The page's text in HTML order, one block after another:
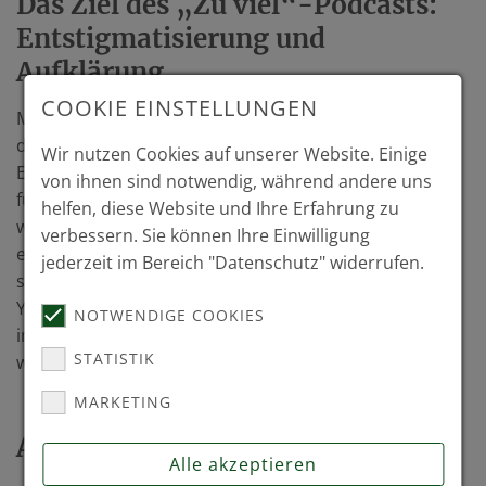
Entstigmatisierung und
Aufklärung
Mit dem Podcast möchte VALEARA auch auf akustisch-
digitaler Ebene dazu beitragen, psychische
Erkrankungen aus der Tabuzone zu holen. „Manchmal
fühlen sich innere Erlebnisse schon leichter an, wenn
wir sie beschreiben – ohne sie zu bewerten. So
entsteht Raum, um eine neue Normalität zuzulassen“,
sagt Christian Utler. „Genau das“, ergänzt Simone, „ist
Yoga: Dinge im Inneren wahrnehmen, annehmen und
im wahrsten Sinne des Wortes veratmen. So öffnen
wir uns – und erreichen ein neues Bewusstseinslevel.“
Atmosphäre wie am Lagerfeuer
COOKIE EINSTELLUNGEN
Wir nutzen Cookies auf unserer Website. Einige
von ihnen sind notwendig, während andere uns
helfen, diese Website und Ihre Erfahrung zu
verbessern. Sie können Ihre Einwilligung
jederzeit im Bereich "Datenschutz" widerrufen.
NOTWENDIGE COOKIES
STATISTIK
MARKETING
Alle akzeptieren